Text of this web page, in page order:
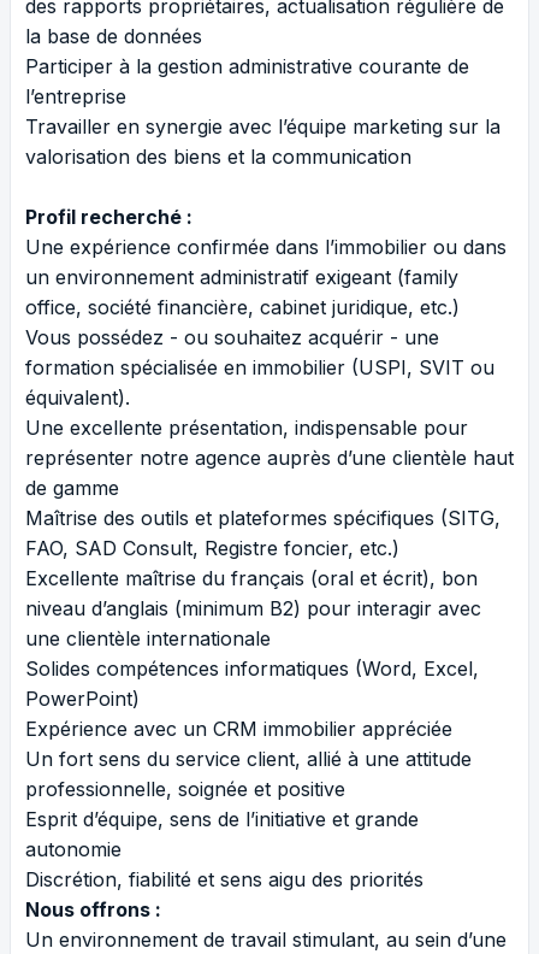
des rapports propriétaires, actualisation régulière de
la base de données
Participer à la gestion administrative courante de
l’entreprise
Travailler en synergie avec l’équipe marketing sur la
valorisation des biens et la communication
Profil recherché :
Une expérience confirmée dans l’immobilier ou dans
un environnement administratif exigeant (family
office, société financière, cabinet juridique, etc.)
Vous possédez - ou souhaitez acquérir - une
formation spécialisée en immobilier (USPI, SVIT ou
équivalent).
Une excellente présentation, indispensable pour
représenter notre agence auprès d’une clientèle haut
de gamme
Maîtrise des outils et plateformes spécifiques (SITG,
FAO, SAD Consult, Registre foncier, etc.)
Excellente maîtrise du français (oral et écrit), bon
niveau d’anglais (minimum B2) pour interagir avec
une clientèle internationale
Solides compétences informatiques (Word, Excel,
PowerPoint)
Expérience avec un CRM immobilier appréciée
Un fort sens du service client, allié à une attitude
professionnelle, soignée et positive
Esprit d’équipe, sens de l’initiative et grande
autonomie
Discrétion, fiabilité et sens aigu des priorités
Nous offrons :
Un environnement de travail stimulant, au sein d’une